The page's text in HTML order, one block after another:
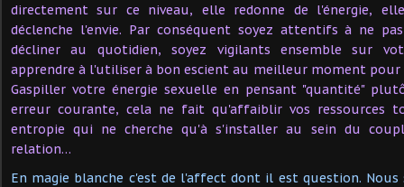
directement sur ce niveau, elle redonne de l'énergie,
déclenche l'envie. Par conséquent soyez attentifs à ne
décliner au quotidien, soyez vigilants ensemble sur
apprendre à l'utiliser à bon escient au meilleur moment pour
Gaspiller votre énergie sexuelle en pensant "quantité"
erreur courante, cela ne fait qu'affaiblir vos ressources
entropie qui ne cherche qu'à s'installer au sein du
relation…
En magie blanche c'est de l'affect dont il est question.